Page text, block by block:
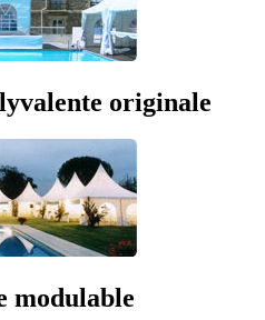
originale
modulable